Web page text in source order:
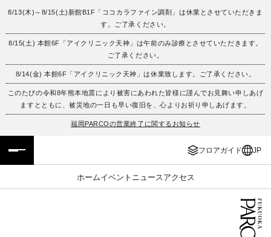
8/13(木)～8/15(土)新館B1F「ココカラファイン調剤」は休業とさせていただきま
す。ご了承ください。
8/15(土) 本館6F「アイクリニック天神」は午前のみ診療とさせていただきます。
ご了承ください。
8/14(金) 本館6F「アイクリニック天神」は休業致します。ご了承ください。
このたびの令和8年熊本地震により被害にあわれた皆様に謹んでお見舞い申しあげ
ますとともに、被災地の一日も早い復旧を、心よりお祈り申しあげます。
福岡PARCOの営業終了に関するお知らせ
フロアガイド JP
ホームイベント ニュース アクセス
フロアガイド
施設案内・アクセス
イベント・ポップアップ
レストラン・カフェ
ENGLISH
繁体字
簡体字
ภาษาไทย